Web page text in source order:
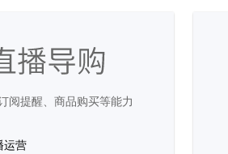
阅提醒、商品购买等能力
运营